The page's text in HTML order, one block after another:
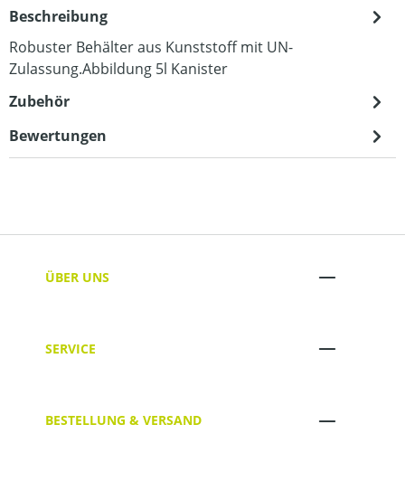
Beschreibung
Robuster Behälter aus Kunststoff mit UN-
Zulassung.Abbildung 5l Kanister
Zubehör
Bewertungen
ÜBER UNS
SERVICE
BESTELLUNG & VERSAND